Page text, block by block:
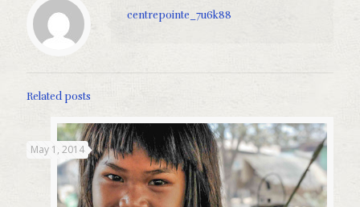
centrepointe_7u6k88
Related posts
May 1, 2014